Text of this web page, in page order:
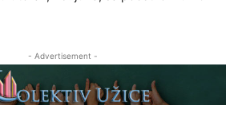
- Advertisement -